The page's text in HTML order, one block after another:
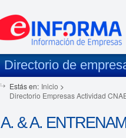
Directorio de
Estás en: Inicio >
Directorio Empresas Actividad
A. & A.